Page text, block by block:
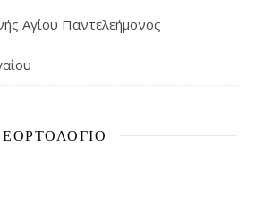
Αγίου Παντελεήμονος
ΕΟΡΤΟΛΌΓΙΟ